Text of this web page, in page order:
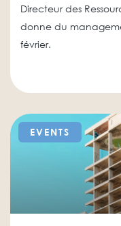
Directeur des
donne du
février.
EVENTS